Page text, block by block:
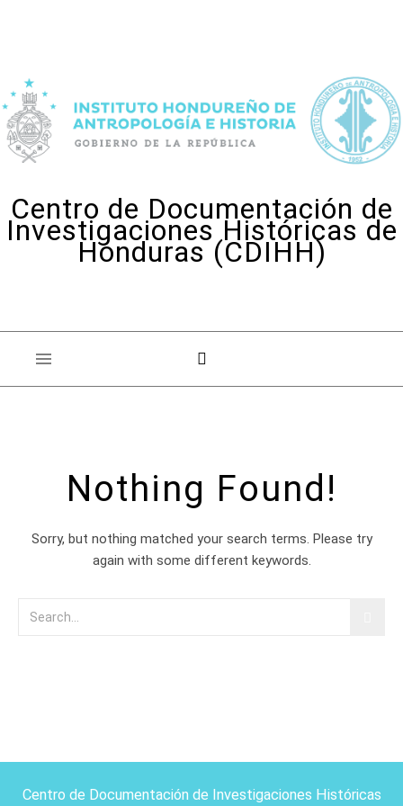
Centro de Documentación de
Investigaciones Históricas de
Honduras (CDIHH)
Nothing Found!
Sorry, but nothing matched your search terms. Please try
again with some different keywords.
Centro de Documentación de Investigaciones Históricas